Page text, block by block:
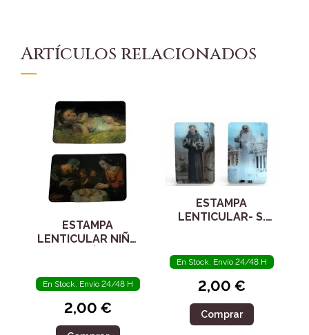
Artículos relacionados
ESTAMPA
LENTICULAR NIÑO
En Stock. Envío 24/48 H
2,00 €
ESTAMPA
LENTICULAR- S.
ORACIÓN.
PLASTIFICADA
En Stock. Envío 24/48 H
2,00 €
Comprar